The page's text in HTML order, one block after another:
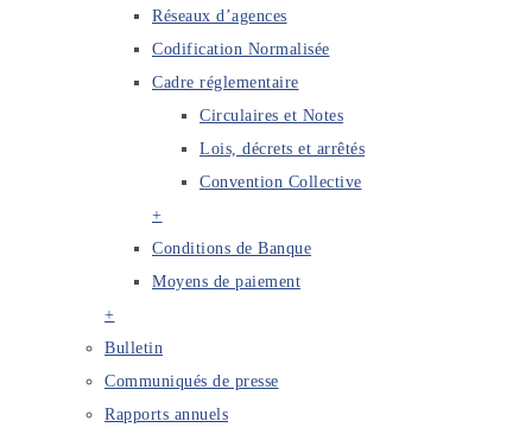
Réseaux d’agences
Codification Normalisée
Cadre réglementaire
Circulaires et Notes
Lois, décrets et arrêtés
Convention Collective
+
Conditions de Banque
Moyens de paiement
+
Bulletin
Communiqués de presse
Rapports annuels